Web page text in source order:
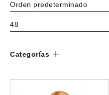
Orden predeterminado
48
Categorías